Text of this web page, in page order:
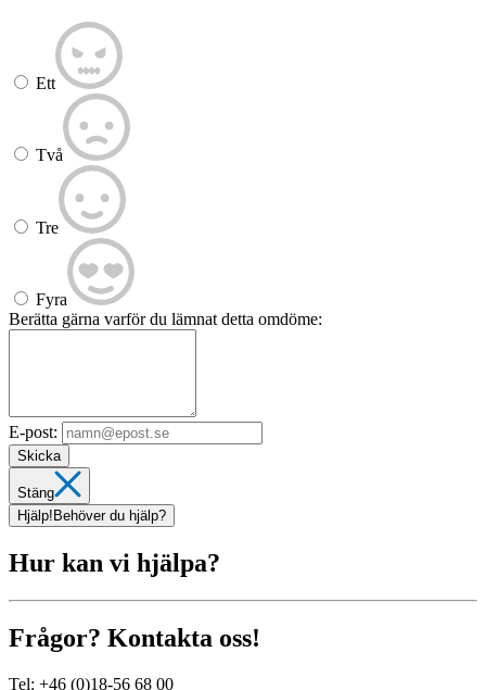
Ett
Två
Tre
Fyra
Berätta gärna varför du lämnat detta omdöme:
E-post:
Skicka
Stäng
Hjälp! Behöver du hjälp?
Hur kan vi hjälpa?
Frågor? Kontakta oss!
Tel: +46 (0)18-56 68 00